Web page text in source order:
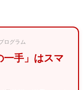
ログラム
一手」はスマ